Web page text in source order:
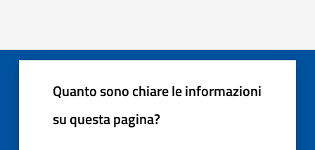
Quanto sono chiare le informazioni
su questa pagina?